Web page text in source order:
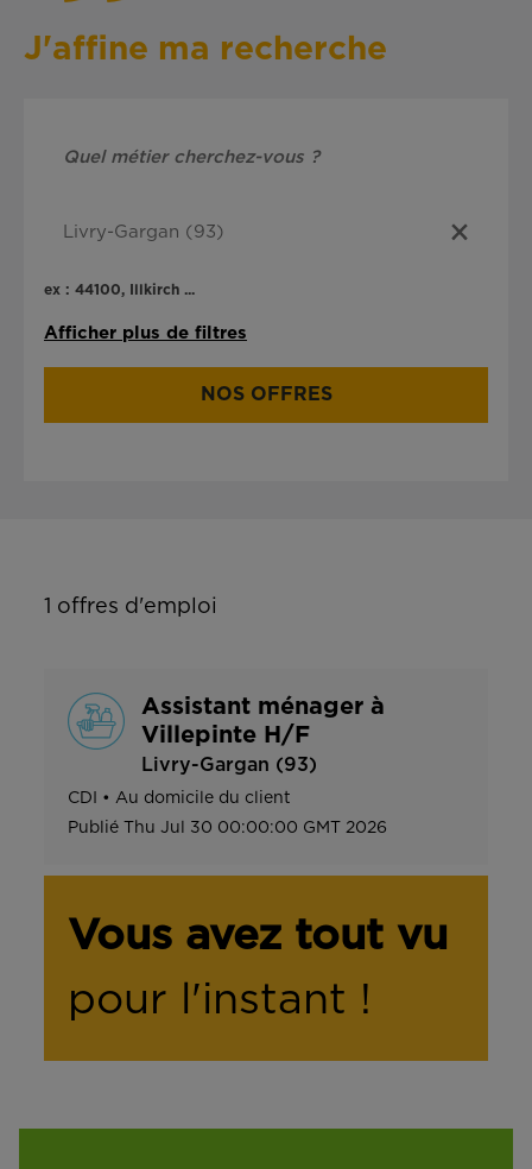
J'affine ma recherche
ex : 44100, Illkirch ...
Afficher plus de filtres
NOS OFFRES
1 offres d'emploi
Assistant ménager à
Villepinte H/F
Livry-Gargan (93)
CDI • Au domicile du client
Publié
Thu Jul 30 00:00:00 GMT 2026
Vous avez tout vu
pour l'instant !